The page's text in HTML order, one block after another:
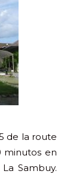
de la route
minutos en
Sambuy.